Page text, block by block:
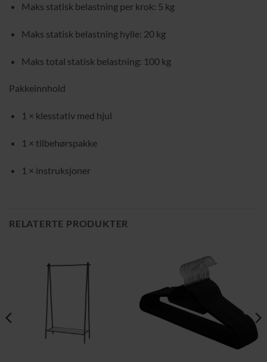
Maks statisk belastning per krok: 5 kg
Maks statisk belastning hylle: 20 kg
Maks total statisk belastning: 100 kg
Pakkeinnhold
1 × klesstativ med hjul
1 × tilbehørspakke
1 × instruksjoner
RELATERTE PRODUKTER